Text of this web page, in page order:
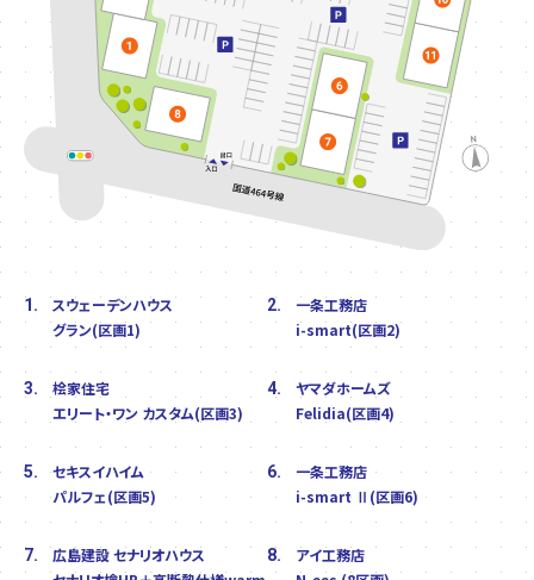
1.
スウェーデンハウス
グラン(区画1)
2.
一条工務店
i-smart(区画2)
3.
桧家住宅
エリート・ワン カスタム(区画3)
4.
ヤマダホームズ
Felidia(区画4)
5.
セキスイハイム
パルフェ(区画5)
6.
一条工務店
i-smart Ⅱ(区画6)
7.
広島建設 セナリオハウス
8.
アイ工務店